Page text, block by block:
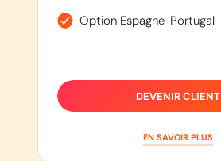
Option Espagne-Portugal
DEVENIR CLIENT
EN SAVOIR PLUS